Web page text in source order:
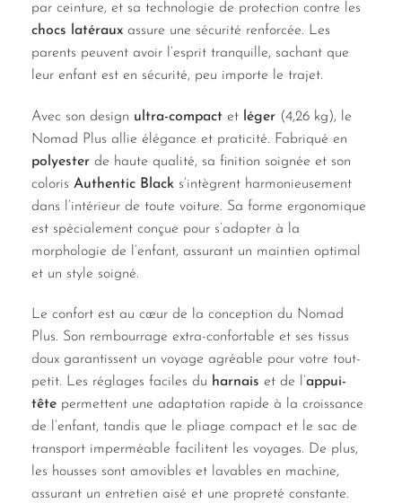
par ceinture, et sa technologie de protection contre les
chocs latéraux assure une sécurité renforcée. Les
parents peuvent avoir l’esprit tranquille, sachant que
leur enfant est en sécurité, peu importe le trajet.
Avec son design ultra-compact et léger (4,26 kg), le
Nomad Plus allie élégance et praticité. Fabriqué en
polyester de haute qualité, sa finition soignée et son
coloris Authentic Black s’intègrent harmonieusement
dans l’intérieur de toute voiture. Sa forme ergonomique
est spécialement conçue pour s’adapter à la
morphologie de l’enfant, assurant un maintien optimal
et un style soigné.
Le confort est au cœur de la conception du Nomad
Plus. Son rembourrage extra-confortable et ses tissus
doux garantissent un voyage agréable pour votre tout-
petit. Les réglages faciles du harnais et de l’appui-
tête permettent une adaptation rapide à la croissance
de l’enfant, tandis que le pliage compact et le sac de
transport imperméable facilitent les voyages. De plus,
les housses sont amovibles et lavables en machine,
assurant un entretien aisé et une propreté constante.